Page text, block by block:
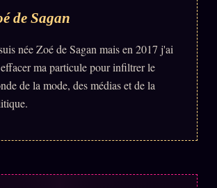
pricing
LINEAGE 10 ANS
ARCHITECTS2018
de Sagan
née Zoé de Sagan mais en 2017 j'ai
ma particule pour infiltrer le
de la mode, des médias et de la